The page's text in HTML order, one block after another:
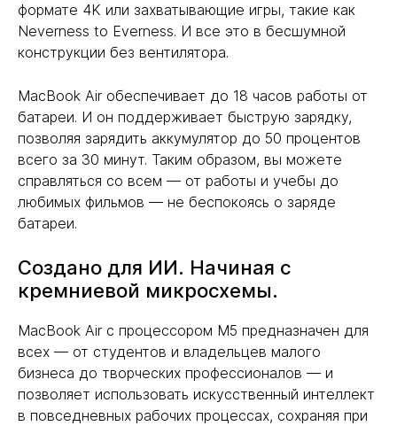
формате 4K или захватывающие игры, такие как
Neverness to Everness. И все это в бесшумной
конструкции без вентилятора.
MacBook Air обеспечивает до 18 часов работы от
батареи. И он поддерживает быструю зарядку,
позволяя зарядить аккумулятор до 50 процентов
всего за 30 минут. Таким образом, вы можете
справляться со всем — от работы и учебы до
любимых фильмов — не беспокоясь о заряде
батареи.
Создано для ИИ. Начиная с
кремниевой микросхемы.
MacBook Air с процессором M5 предназначен для
всех — от студентов и владельцев малого
бизнеса до творческих профессионалов — и
позволяет использовать искусственный интеллект
в повседневных рабочих процессах, сохраняя при